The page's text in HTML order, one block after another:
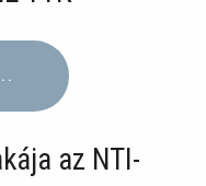
az NTI-